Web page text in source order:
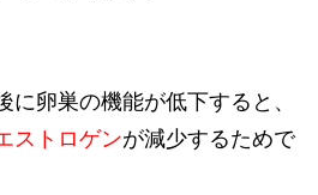
に卵巣の機能が低下すると、
ストロゲンが減少するためで